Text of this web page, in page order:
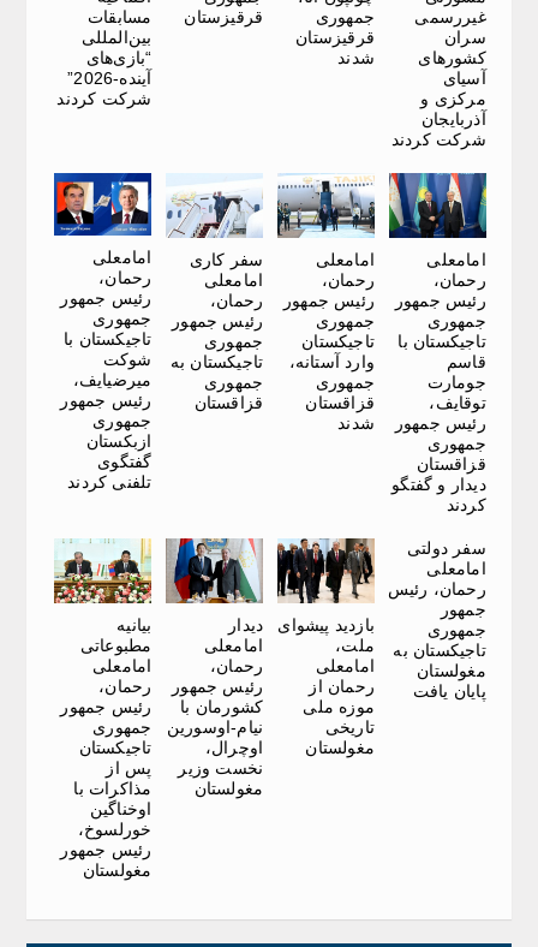
غیررسمی
سران
کشورهای
آسیای
مرکزی و
آذربایجان
شرکت کردند
جمهوری
قرقیزستان
شدند
قرقیزستان
مسابقات
بین‌المللی
“بازی‌های
آینده-2026”
شرکت کردند
امامعلی
رحمان،
رئیس جمهور
جمهوری
تاجیکستان با
قاسم
جومارت
توقایف،
رئیس جمهور
جمهوری
قزاقستان
دیدار و گفتگو
کردند
امامعلی
رحمان،
رئیس جمهور
جمهوری
تاجیکستان
وارد آستانه،
جمهوری
قزاقستان
شدند
سفر کاری
امامعلی
رحمان،
رئیس جمهور
جمهوری
تاجیکستان به
جمهوری
قزاقستان
امامعلی
رحمان،
رئیس جمهور
جمهوری
تاجیکستان با
شوکت
میرضیایف،
رئیس جمهور
جمهوری
ازبکستان
گفتگوی
تلفنی کردند
سفر دولتی
امامعلی
رحمان، رئیس
جمهور
جمهوری
تاجیکستان به
مغولستان
پایان یافت
بازدید پیشوای
ملت،
امامعلی
رحمان از
موزه ملی
تاریخی
مغولستان
دیدار
امامعلی
رحمان،
رئیس جمهور
کشورمان با
نیام-اوسورین
اوچرال،
نخست وزیر
مغولستان
بیانیه
مطبوعاتی
امامعلی
رحمان،
رئیس جمهور
جمهوری
تاجیکستان
پس از
مذاکرات با
اوخناگین
خورلسوخ،
رئیس جمهور
مغولستان